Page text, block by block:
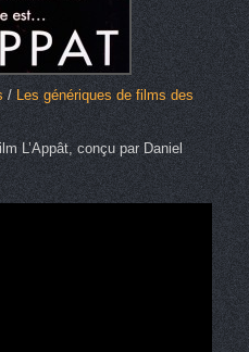
/ Les génériques de films des
L’Appât, conçu par Daniel